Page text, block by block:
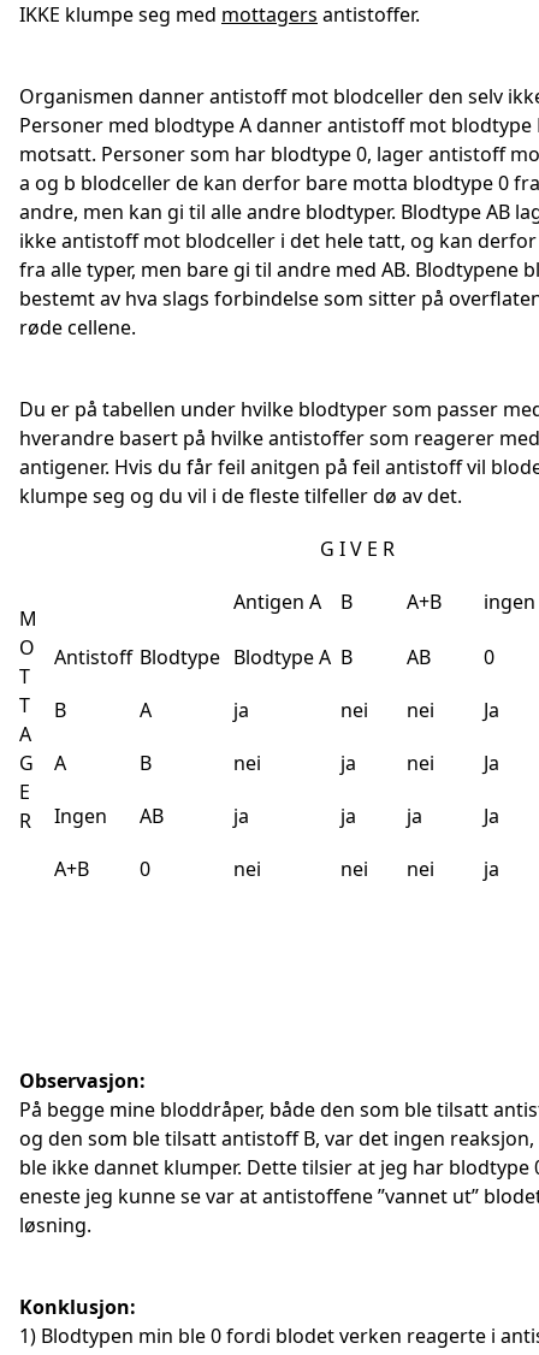
IKKE klumpe seg med mottagers antistoffer.
Organismen danner antistoff mot blodceller den selv
Personer med blodtype A danner antistoff mot blodtype
motsatt. Personer som har blodtype 0, lager antistoff
a og b blodceller de kan derfor bare motta blodtype 0 fra
andre, men kan gi til alle andre blodtyper. Blodtype AB
ikke antistoff mot blodceller i det hele tatt, og kan
fra alle typer, men bare gi til andre med AB. Blodtypene
bestemt av hva slags forbindelse som sitter på
røde cellene.
Du er på tabellen under hvilke blodtyper som passer
hverandre basert på hvilke antistoffer som reagerer
antigener. Hvis du får feil anitgen på feil antistoff vil
klumpe seg og du vil i de fleste tilfeller dø av det.
M
O
T
T
A
G
E
R
G I V E R
Antigen A
B A+B ingen
Antistoff Blodtype Blodtype A B AB
0
B
A ja nei nei
Ja
A
B nei ja nei
Ja
Ingen
AB ja ja ja
Ja
A+B
0 nei nei nei ja
Observasjon:
På begge mine bloddråper, både den som ble tilsatt
og den som ble tilsatt antistoff B, var det ingen
ble ikke dannet klumper. Dette tilsier at jeg har blodtype
eneste jeg kunne se var at antistoffene ”vannet ut”
løsning.
Konklusjon:
1) Blodtypen min ble 0 fordi blodet verken reagerte i